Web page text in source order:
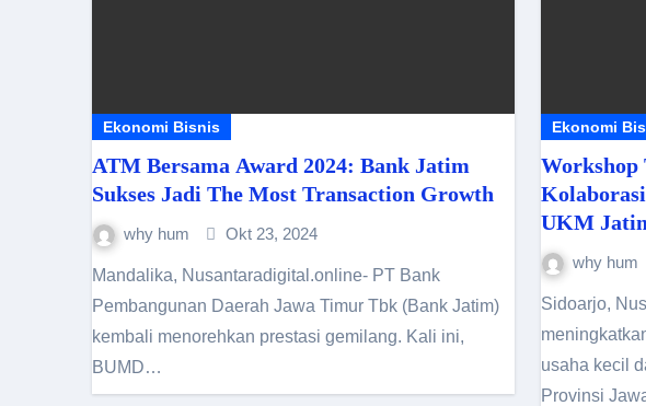
Ekonomi Bisnis
ATM Bersama Award 2024: Bank Jatim
Sukses Jadi The Most Transaction Growth
why hum Okt 23, 2024
Mandalika, Nusantaradigital.online- PT Bank
Pembangunan Daerah Jawa Timur Tbk (Bank Jatim)
kembali menorehkan prestasi gemilang. Kali ini,
BUMD…
Ekonomi
UKM
why hum
Sidoarjo, Nusantaradigital.online- Dalam upaya
usaha kecil
Provinsi